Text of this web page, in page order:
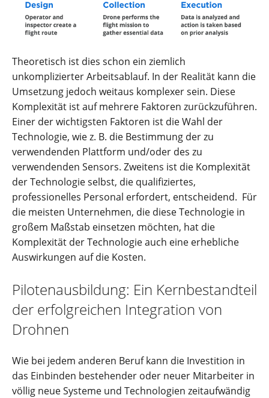
Theoretisch ist dies schon ein ziemlich
unkomplizierter Arbeitsablauf. In der Realität kann die
Umsetzung jedoch weitaus komplexer sein. Diese
Komplexität ist auf mehrere Faktoren zurückzuführen.
Einer der wichtigsten Faktoren ist die Wahl der
Technologie, wie z. B. die Bestimmung der zu
verwendenden Plattform und/oder des zu
verwendenden Sensors. Zweitens ist die Komplexität
der Technologie selbst, die qualifiziertes,
professionelles Personal erfordert, entscheidend. Für
die meisten Unternehmen, die diese Technologie in
großem Maßstab einsetzen möchten, hat die
Komplexität der Technologie auch eine erhebliche
Auswirkungen auf die Kosten.
Pilotenausbildung: Ein Kernbestandteil
der erfolgreichen Integration von
Drohnen
Wie bei jedem anderen Beruf kann die Investition in
das Einbinden bestehender oder neuer Mitarbeiter in
völlig neue Systeme und Technologien zeitaufwändig